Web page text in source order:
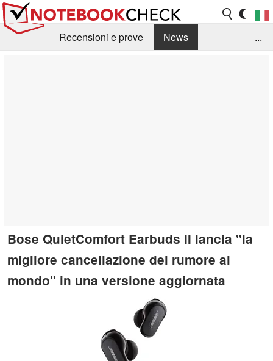
Recensioni e prove
News
...
Bose QuietComfort Earbuds II lancia "la
migliore cancellazione del rumore al
mondo" in una versione aggiornata